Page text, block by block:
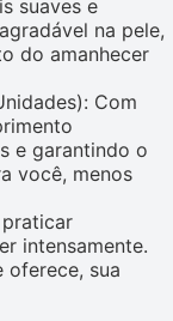
suaves e
na pele,
do amanhecer
Com
e garantindo o
você, menos
praticar
intensamente.
oferece, sua